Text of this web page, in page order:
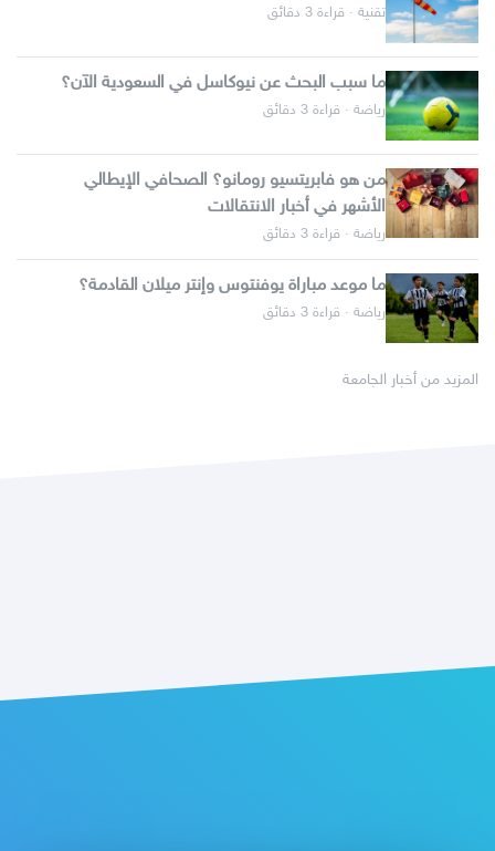
تقنية · قراءة 3 دقائق
ما سبب البحث عن نيوكاسل في السعودية الآن؟
رياضة · قراءة 3 دقائق
من هو فابريتسيو رومانو؟ الصحافي الإيطالي
الأشهر في أخبار الانتقالات
رياضة · قراءة 3 دقائق
ما موعد مباراة يوفنتوس وإنتر ميلان القادمة؟
رياضة · قراءة 3 دقائق
المزيد من أخبار الجامعة